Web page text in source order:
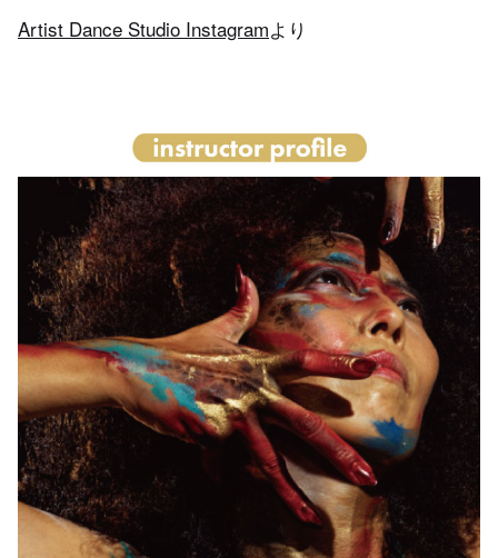
Artist Dance Studio Instagramより